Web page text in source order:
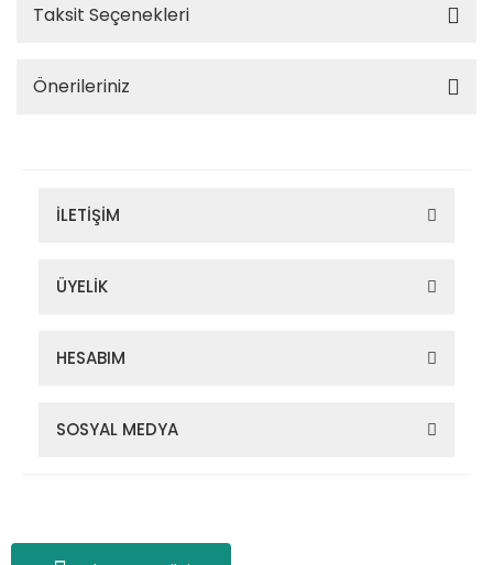
Taksit Seçenekleri
Önerileriniz
İLETİŞİM
ÜYELİK
HESABIM
SOSYAL MEDYA